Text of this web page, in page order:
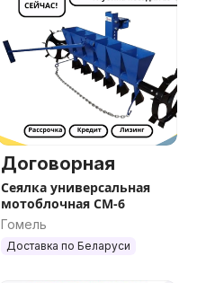
Договорная
Сеялка универсальная
мотоблочная СМ-6
Гомель
Доставка по Беларуси